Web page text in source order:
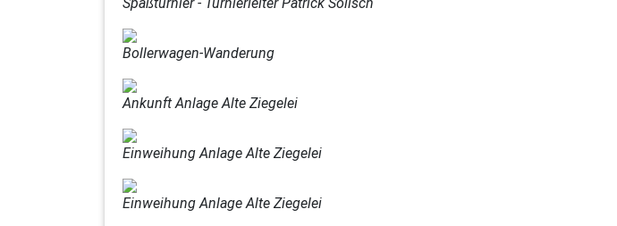
Bollerwagen-Wanderung
Ankunft Anlage Alte Ziegelei
Einweihung Anlage Alte Ziegelei
Einweihung Anlage Alte Ziegelei